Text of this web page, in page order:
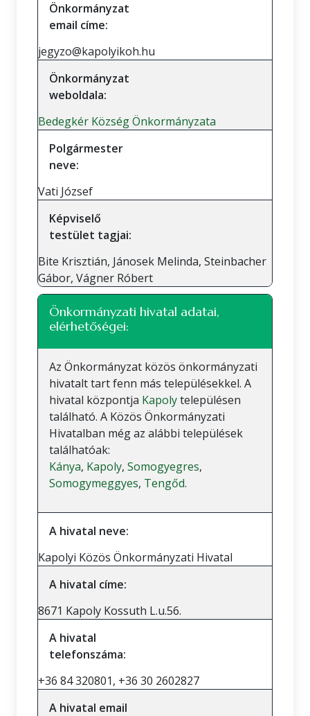
Önkormányzat
email címe:
jegyzo@kapolyikoh.hu
Önkormányzat
weboldala:
Bedegkér Község Önkormányzata
Polgármester
neve:
Vati József
Képviselő
testület tagjai:
Bite Krisztián, Jánosek Melinda, Steinbacher
Gábor, Vágner Róbert
Önkormányzati hivatal adatai,
elérhetőségei:
Az Önkormányzat közös önkormányzati
hivatalt tart fenn más településekkel. A
hivatal központja Kapolytelepülésen
található. A Közös Önkormányzati
Hivatalban még az alábbi települések
találhatóak:
Kánya, Kapoly, Somogyegres,
Somogymeggyes, Tengőd.
A hivatal neve:
Kapolyi Közös Önkormányzati Hivatal
A hivatal címe:
8671 Kapoly Kossuth L.u.56.
A hivatal
telefonszáma:
+36 84 320801, +36 30 2602827
A hivatal email